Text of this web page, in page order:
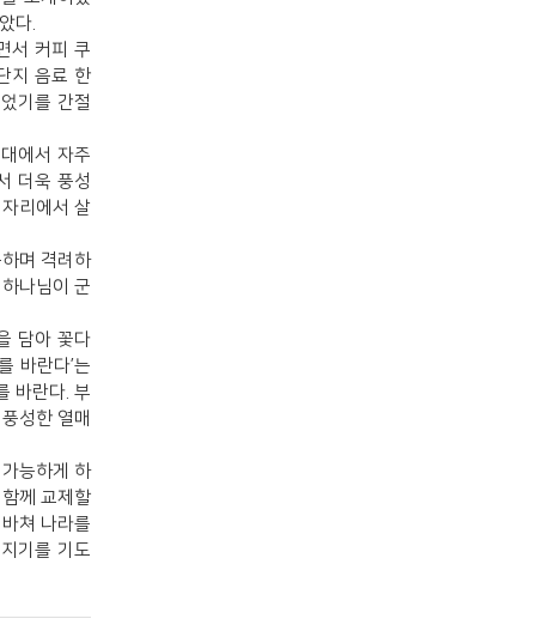
다.
서 커피 쿠
지 음료 한
기를 간절
에서 자주
더욱 풍성
리에서 살
며 격려하
나님이 군
담아 꽃다
바란다’는
바란다. 부
성한 열매
능하게 하
께 교제할
쳐 나라를
기를 기도